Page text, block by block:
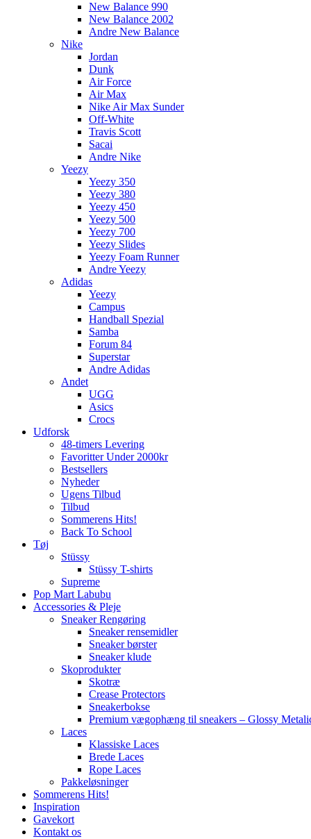
New Balance 990
New Balance 2002
Andre New Balance
Nike
Jordan
Dunk
Air Force
Air Max
Nike Air Max Sunder
Off-White
Travis Scott
Sacai
Andre Nike
Yeezy
Yeezy 350
Yeezy 380
Yeezy 450
Yeezy 500
Yeezy 700
Yeezy Slides
Yeezy Foam Runner
Andre Yeezy
Adidas
Yeezy
Campus
Handball Spezial
Samba
Forum 84
Superstar
Andre Adidas
Andet
UGG
Asics
Crocs
Udforsk
48-timers Levering
Favoritter Under 2000kr
Bestsellers
Nyheder
Ugens Tilbud
Tilbud
Sommerens Hits!
Back To School
Tøj
Stüssy
Stüssy T-shirts
Supreme
Pop Mart Labubu
Accessories & Pleje
Sneaker Rengøring
Sneaker rensemidler
Sneaker børster
Sneaker klude
Skoprodukter
Skotræ
Crease Protectors
Sneakerbokse
Premium vægophæng til sneakers – Glossy
Laces
Klassiske Laces
Brede Laces
Rope Laces
Pakkeløsninger
Sommerens Hits!
Inspiration
Gavekort
Kontakt os